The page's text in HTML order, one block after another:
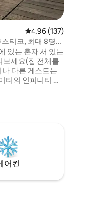
평점 4.96점(5점 만점),
4.96 (137)
티코, 최대 8명
있는 혼자 서 있는
보세요(집 전체를
다른 게스트는
터의 인피니티 풀
'에 있는 수영장 관
세요.
어컨